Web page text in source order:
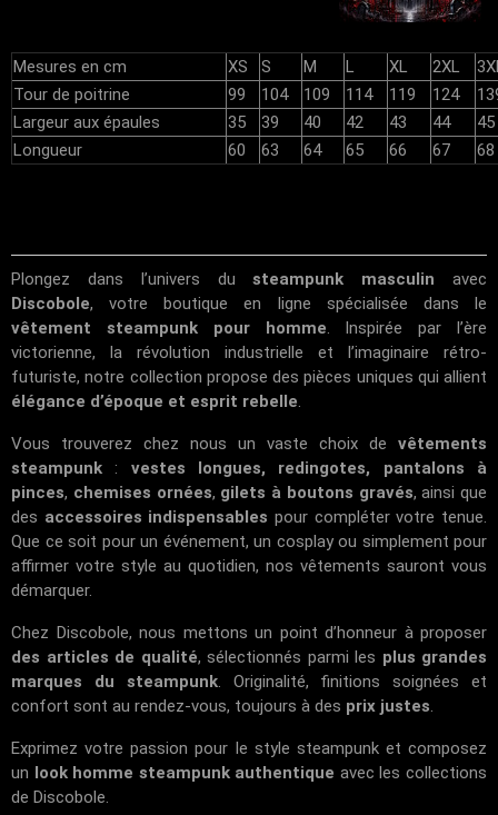
Mesures en cm XS S M L XL 2XL
Tour de poitrine
99 104 109 114 119 124
Largeur aux épaules
35 39 40 42 43 44
45
Longueur
60 63 64 65 66 67 68
Plongez dans l’univers dusteampunk masculin avec
Discobole, votre boutique en ligne spécialisée dans le
vêtement steampunk pour homme. Inspirée par l’ère
victorienne, la révolution industrielle et l’imaginaire rétro-
futuriste, notre collection propose des pièces uniques qui allient
élégance d’époque et esprit rebelle.
Vous trouverez chez nous un vaste choix de vêtements
steampunk : vestes longues, redingotes, pantalons à
pinces, chemises ornées, gilets à boutons gravés, ainsi que
des accessoires indispensables pour compléter votre tenue.
Que ce soit pour un événement, un cosplay ou simplement pour
affirmer votre style au quotidien, nos vêtements sauront vous
démarquer.
Chez Discobole, nous mettons un point d’honneur à proposer
des articles de qualité, sélectionnés parmi les plus grandes
marques du steampunk. Originalité, finitions soignées et
confort sont au rendez-vous, toujours à des prix justes.
Exprimez votre passion pour le style steampunk et composez
un look homme steampunk authentique avec les collections
de Discobole.